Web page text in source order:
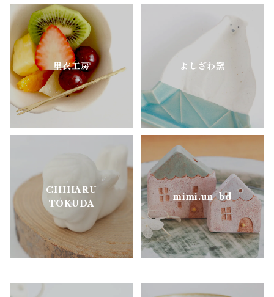
陶房はせがわ
ニシクミ
樋口萌
古谷製陶所
明山窯
よしざわ窯
真鍮・アルミ
どうぶつのうつわ
お花のうつわ
里衣工房 よしざわ窯
CHIHARU
TOKUDA
mimi.un_bd